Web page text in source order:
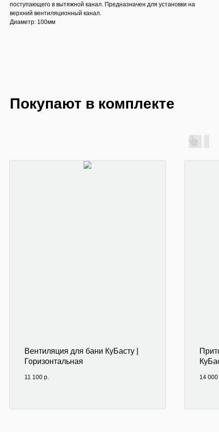
поступающего в вытяжной канал. Предназначен для установки на
верхний вентиляционный канал.
Диаметр: 100мм
Покупают в комплекте
Вентиляция для бани КуБасту |
Горизонтальная
11 100 р. 14 000